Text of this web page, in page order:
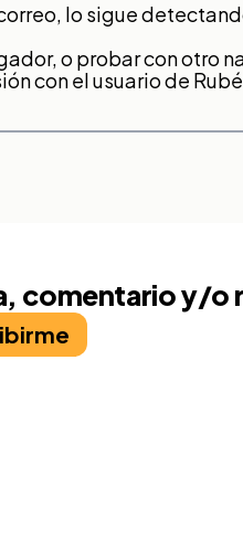
lo sigue
o probar con otro
con el usuario de
comentario y/o